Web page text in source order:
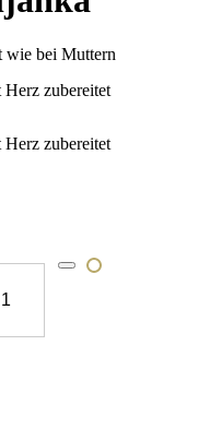
wie bei Muttern
Herz zubereitet
Herz zubereitet